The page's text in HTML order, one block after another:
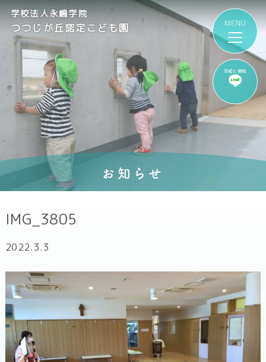
気軽に質問
学校法人永嶋学院
つつじが丘認定こども園
お知らせ
IMG_3805
2022.3.3